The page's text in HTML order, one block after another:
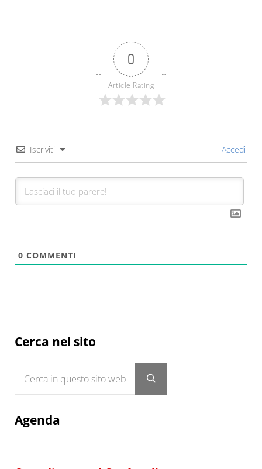
0
Article Rating
Iscriviti Accedi
0 COMMENTI
Sidebar
Cerca nel sito
Submit search
Agenda